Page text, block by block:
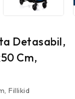
Detasabil,
Cm,
Fillikid